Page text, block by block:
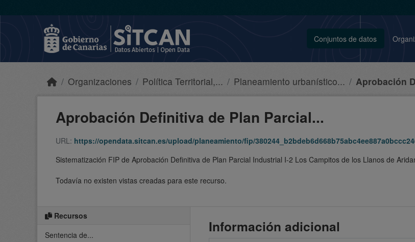
Conjuntos de datos
Organizaciones Política Territorial,... Planeamiento urbanístico... Aprobación
Aprobación Definitiva de Plan Parcial...
URL: https://opendata.sitcan.es/upload/planeamiento/fip/
Sistematización FIP de Aprobación Definitiva de Plan Parcial Industrial I-2 Los Campitos de los Llanos de
Todavía no existen vistas creadas para este recurso.
Recursos
Sentencia de...
Información adicional